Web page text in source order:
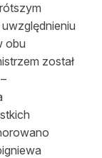
obu
został